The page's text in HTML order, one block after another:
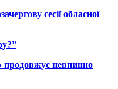
сесії обласної
продовжує невпинно